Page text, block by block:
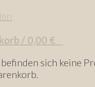
/ 0,00 €
befinden sich keine